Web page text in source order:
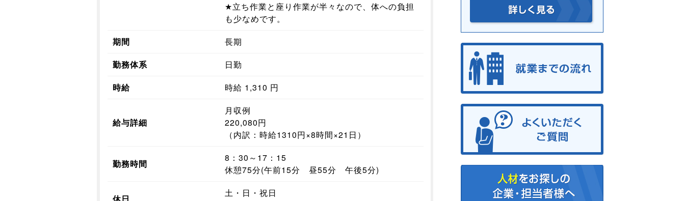
★立ち作業と座り作業が半々なので、体への負担
も少なめです。
期間
長期
勤務体系
日勤
時給
時給 1,310 円
給与詳細
月収例
220,080円
（内訳：時給1310円×8時間×21日）
勤務時間
8：30～17：15
休憩75分(午前15分 昼55分 午後5分)
土・日・祝日